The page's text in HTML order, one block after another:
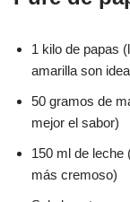
1 kilo de papas
amarilla son
50 gramos de
mejor el sabor)
150 ml de leche
más cremoso)